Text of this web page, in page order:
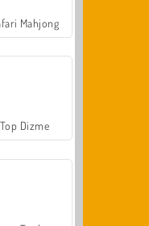
Mahjong
Top Dizme